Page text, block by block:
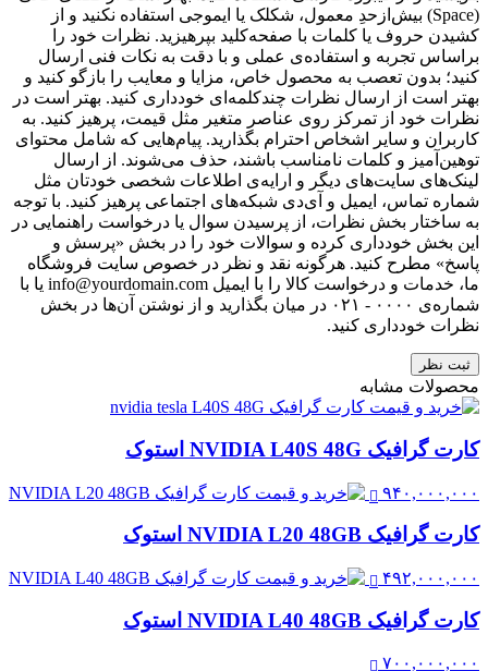
(Space) بیش‌از‌حدِ معمول، شکلک یا ایموجی استفاده نکنید و از
کشیدن حروف یا کلمات با صفحه‌کلید بپرهیزید. نظرات خود را
براساس تجربه و استفاده‌ی عملی و با دقت به نکات فنی ارسال
کنید؛ بدون تعصب به محصول خاص، مزایا و معایب را بازگو کنید و
بهتر است از ارسال نظرات چندکلمه‌‌ای خودداری کنید. بهتر است در
نظرات خود از تمرکز روی عناصر متغیر مثل قیمت، پرهیز کنید. به
کاربران و سایر اشخاص احترام بگذارید. پیام‌هایی که شامل محتوای
توهین‌آمیز و کلمات نامناسب باشند، حذف می‌شوند. از ارسال
لینک‌های سایت‌های دیگر و ارایه‌ی اطلاعات شخصی خودتان مثل
شماره تماس، ایمیل و آی‌دی شبکه‌های اجتماعی پرهیز کنید. با توجه
به ساختار بخش نظرات، از پرسیدن سوال یا درخواست راهنمایی در
این بخش خودداری کرده و سوالات خود را در بخش «پرسش و
پاسخ» مطرح کنید. هرگونه نقد و نظر در خصوص سایت فروشگاه
ما، خدمات و درخواست کالا را با ایمیل info@yourdomain.com یا با
شماره‌ی ۰۰۰۰ - ۰۲۱ در میان بگذارید و از نوشتن آن‌ها در بخش
نظرات خودداری کنید.
ثبت نظر
محصولات مشابه
کارت گرافیک NVIDIA L40S 48G استوک
۹۴۰,۰۰۰,۰۰۰
کارت گرافیک NVIDIA L20 48GB استوک
۴۹۲,۰۰۰,۰۰۰
کارت گرافیک NVIDIA L40 48GB استوک
۷۰۰,۰۰۰,۰۰۰